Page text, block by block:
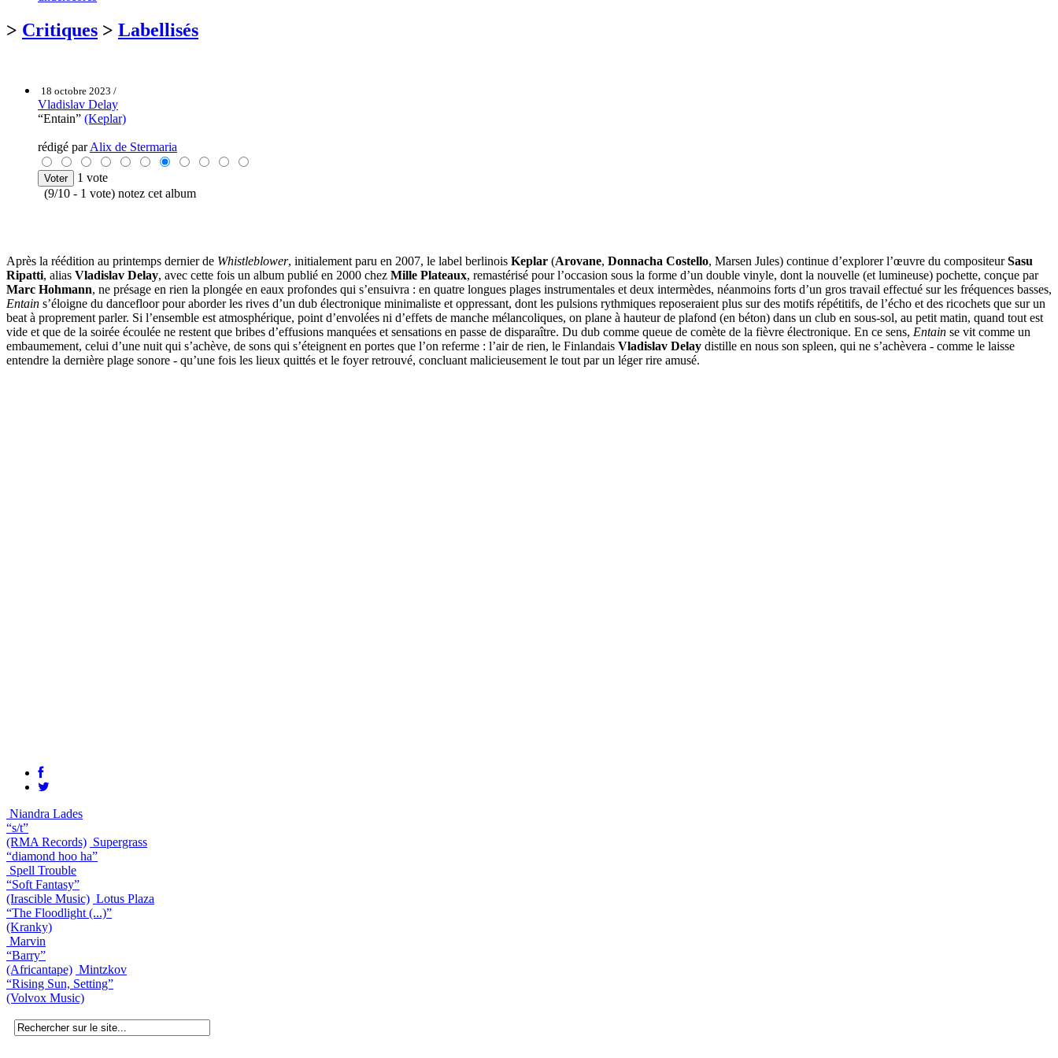
> Critiques > Labellisés
18 octobre 2023 /
Vladislav Delay
“Entain” (Keplar)
rédigé parAlix de Stermaria
1 vote
(9/10 - 1 vote) notez cet album
Après la réédition au printemps dernier de Whistleblower, initialement paru en 2007, le label berlinois Keplar (Arovane, Donnacha Costello, Marsen Jules) continue d’explorer l’œuvre du compositeurSasu
Ripatti, alias Vladislav Delay, avec cette fois un album publié en 2000 chez Mille Plateaux, remastérisé pour l’occasion sous la forme d’un double vinyle, dont la nouvelle (et lumineuse) pochette, conçue par
Marc Hohmann, ne présage en rien la plongée en eaux profondes qui s’ensuivra : en quatre longues plages instrumentales et deux intermèdes, néanmoins forts d’un gros travail effectué sur les fréquences basses,
Entain s’éloigne du dancefloor pour aborder les rives d’un dub électronique minimaliste et oppressant, dont les pulsions rythmiques reposeraient plus sur des motifs répétitifs, de l’écho et des ricochets que sur un
beat à proprement parler. Si l’ensemble est atmosphérique, point d’envolées ni d’effets de manche mélancoliques, on plane à hauteur de plafond (en béton) dans un club en sous-sol, au petit matin, quand tout est
vide et que de la soirée écoulée ne restent que bribes d’effusions manquées et sensations en passe de disparaître. Du dub comme queue de comète de la fièvre électronique. En ce sens, Entain se vit comme un
embaumement, celui d’une nuit qui s’achève, de sons qui s’éteignent en portes que l’on referme : l’air de rien, le Finlandais Vladislav Delay distille en nous son spleen, qui ne s’achèvera - comme le laisse
entendre la dernière plage sonore - qu’une fois les lieux quittés et le foyer retrouvé, concluant malicieusement le tout par un léger rire amusé.
Niandra Lades
“s/t”
(RMA Records) Supergrass
“diamond hoo ha”
Spell Trouble
“Soft Fantasy”
(Irascible Music) Lotus Plaza
“The Floodlight (...)”
(Kranky)
Marvin
“Barry”
(Africantape) Mintzkov
“Rising Sun, Setting”
(Volvox Music)